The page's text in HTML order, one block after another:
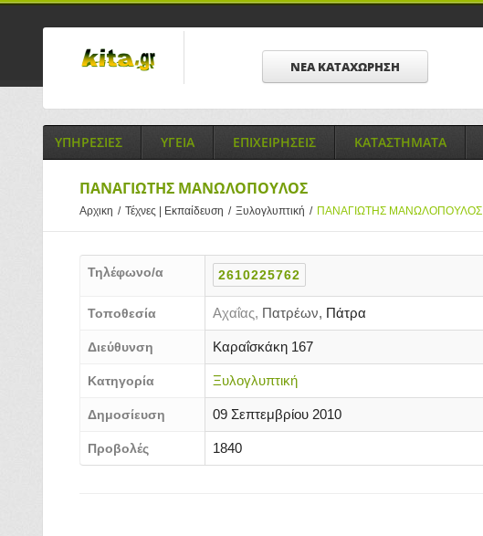
ΝΕΑ ΚΑΤΑΧΩΡΗΣΗ
ΥΠΗΡΕΣΙΕΣ ΥΓΕΙΑ ΕΠΙΧΕΙΡΗΣΕΙΣ ΚΑΤΑΣΤΗΜΑΤΑ
ΠΑΝΑΓΙΩΤΗΣ ΜΑΝΩΛΟΠΟΥΛΟΣ
Αρχικη / Τέχνες | Εκπαίδευση / Ξυλογλυπτική / ΠΑΝΑΓΙΩΤΗΣ ΜΑΝΩΛΟΠΟΥΛΟΣ
Τηλέφωνο/α 2610225762
Τοποθεσία Αχαΐας, Πατρέων, Πάτρα
Διεύθυνση Καραΐσκάκη 167
Κατηγορία Ξυλογλυπτική
Δημοσίευση 09 Σεπτεμβρίου 2010
Προβολές 1840